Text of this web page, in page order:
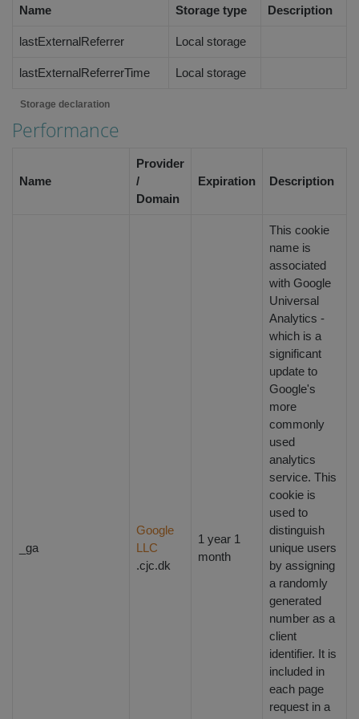
Storage declaration
Name Storage type Description
lastExternalReferrer Local storage
lastExternalReferrerTime Local storage
Performance
Name
Provider
/
Domain
Expiration Description
_ga
Google
LLC
.cjc.dk
1 year 1
month
This cookie
name is
associated
with Google
Universal
Analytics -
which is a
significant
update to
Google's
more
commonly
used
analytics
service. This
cookie is
used to
distinguish
unique users
by assigning
a randomly
generated
number as a
client
identifier. It is
included in
each page
request in a
.linkedin.com
MSN 1st party